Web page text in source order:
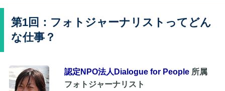
第1回：フォトジャーナリストってどん
な仕事？
認定NPO法人Dialogue for People 所属
フォトジャーナリスト